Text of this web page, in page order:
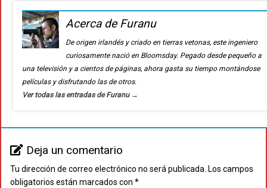
Acerca de Furanu
De origen irlandés y criado en tierras vetonas, este ingeniero
curiosamente nació en Bloomsday. Pegado desde pequeño a
una televisión y a cientos de páginas, ahora gasta su tiempo montándose
películas y disfrutando las de otros.
Ver todas las entradas de Furanu →
Deja un comentario
Tu dirección de correo electrónico no será publicada. Los campos
obligatorios están marcados con *